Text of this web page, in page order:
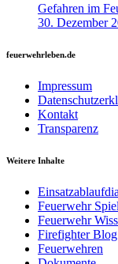
Gefahren im
30. Dezember
feuerwehrleben.de
Impressum
Kontakt
Transparenz
Weitere Inhalte
Feuerwehr
Feuerwehr
Firefighter Blog
Feuerwehren